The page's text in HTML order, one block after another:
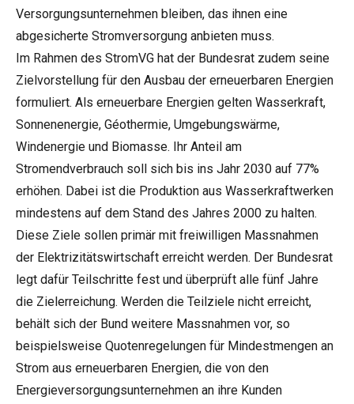
Versorgungsunternehmen bleiben, das ihnen eine
abgesicherte Stromversorgung anbieten muss.
Im Rahmen des StromVG hat der Bundesrat zudem seine
Zielvorstellung für den Ausbau der erneuerbaren Energien
formuliert. Als erneuerbare Energien gelten Wasserkraft,
Sonnenenergie, Géothermie, Umgebungswärme,
Windenergie und Biomasse. Ihr Anteil am
Stromendverbrauch soll sich bis ins Jahr 2030 auf 77%
erhöhen. Dabei ist die Produktion aus Wasserkraftwerken
mindestens auf dem Stand des Jahres 2000 zu halten.
Diese Ziele sollen primär mit freiwilligen Massnahmen
der Elektrizitätswirtschaft erreicht werden. Der Bundesrat
legt dafür Teilschritte fest und überprüft alle fünf Jahre
die Zielerreichung. Werden die Teilziele nicht erreicht,
behält sich der Bund weitere Massnahmen vor, so
beispielsweise Quotenregelungen für Mindestmengen an
Strom aus erneuerbaren Energien, die von den
Energieversorgungsunternehmen an ihre Kunden